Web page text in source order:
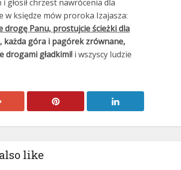
głosił chrzest nawrócenia dla
w księdze mów proroka Izajasza:
drogę Panu, prostujcie ścieżki dla
każda góra i pagórek zrównane,
drogami gładkimi! i wszyscy ludzie
like